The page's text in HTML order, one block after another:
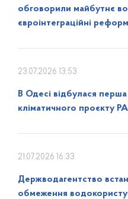
обговорили майбутнє
євроінтеграційні
23.07.2026 13:53
В Одесі відбулася
кліматичного проєкту
21.07.2026 16:33
Держводагентство
обмеження